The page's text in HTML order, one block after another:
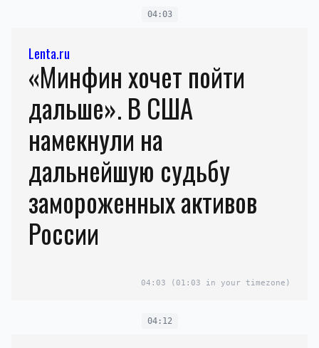
04:03
Lenta.ru
«Минфин хочет пойти
дальше». В США
намекнули на
дальнейшую судьбу
замороженных активов
России
04:03 (01:03 in your timezone)
04:12